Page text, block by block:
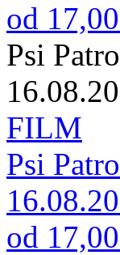
od
Psi
FILM
Psi
od